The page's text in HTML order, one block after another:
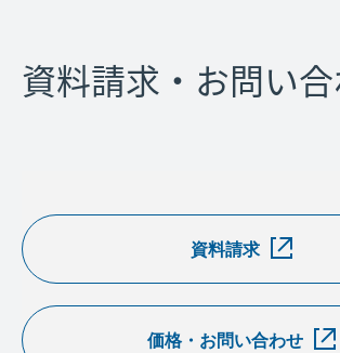
資料請求・お問い
資料請求
価格・お問い合わせ